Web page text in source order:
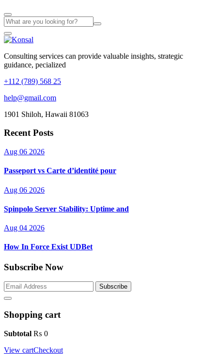
Consulting services can provide valuable insights, strategic
guidance, pecialized
+112 (789) 568 25
help@gmail.com
1901 Shiloh, Hawaii 81063
Recent Posts
Aug 06 2026
Passeport vs Carte d’identité pour
Aug 06 2026
Spinpolo Server Stability: Uptime and
Aug 04 2026
How In Force Exist UDBet
Subscribe Now
Subscribe
Shopping cart
Subtotal ₨ 0
View cartCheckout